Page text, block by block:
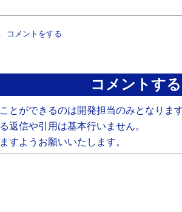
コメントをする
コメントする
とができるのは開発担当のみとなりま
返信や引用は基本行いません。
すようお願いいたします。